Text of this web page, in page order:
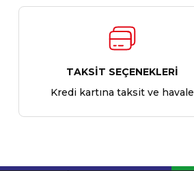
TAKSİT SEÇENEKLERİ
Kredi kartına taksit ve havale